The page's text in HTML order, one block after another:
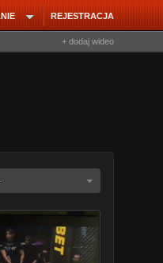
REJESTRACJA
+ dodaj wideo